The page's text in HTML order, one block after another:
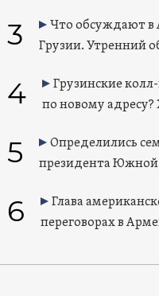
3
Что обсуждают в
Грузии. Утренний
4
Грузинские
по новому адресу?
5
Определились
президента Южной
6
Глава
переговорах в